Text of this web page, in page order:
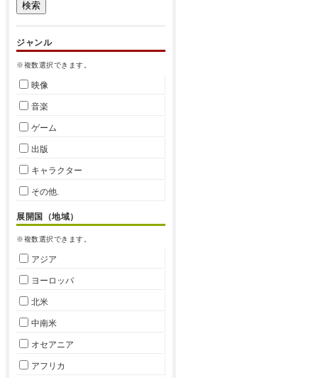
ジャンル
※複数選択できます。
映像
音楽
ゲーム
出版
キャラクター
その他.
展開国（地域）
※複数選択できます。
アジア
ヨーロッパ
北米
中南米
オセアニア
アフリカ